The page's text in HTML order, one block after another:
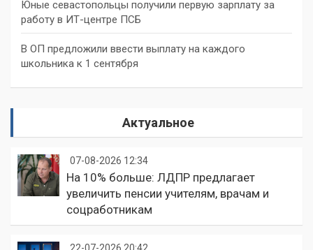
Юные севастопольцы получили первую зарплату за
работу в ИТ-центре ПСБ
В ОП предложили ввести выплату на каждого
школьника к 1 сентября
Актуальное
07-08-2026 12:34
На 10% больше: ЛДПР предлагает
увеличить пенсии учителям, врачам и
соцработникам
22-07-2026 20:42